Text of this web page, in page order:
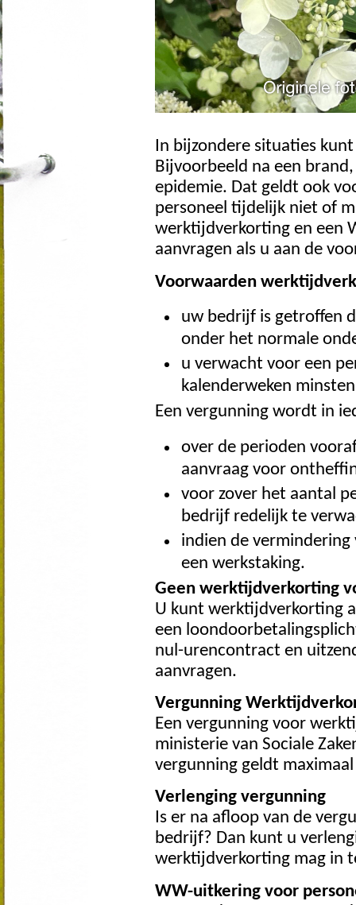
In bijzondere situaties
Bijvoorbeeld na een
epidemie. Dat geldt ook
personeel tijdelijk niet of
werktijdverkorting en een
aanvragen als u aan de
Voorwaarden
uw bedrijf is getroffen
onder het normale
u verwacht voor een
kalenderweken
Een vergunning wordt in
over de perioden
aanvraag voor
voor zover het aantal
bedrijf redelijk te
indien de
een werkstaking.
Geen werktijdverkorting
U kunt werktijdverkorting
een
nul-urencontract en
aanvragen.
Vergunning
Een vergunning voor
ministerie van Sociale
vergunning geldt
Verlenging vergunning
Is er na afloop van de
bedrijf? Dan kunt u
werktijdverkorting mag in
WW-uitkering voor